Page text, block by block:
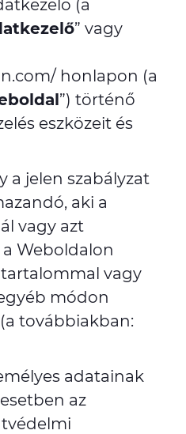
(a
” vagy
honlapon (a
”) történő
eszközeit és
a jelen szabályzat
aki a
vagy azt
Weboldalon
vagy
módon
továbbiakban:
adatainak
az